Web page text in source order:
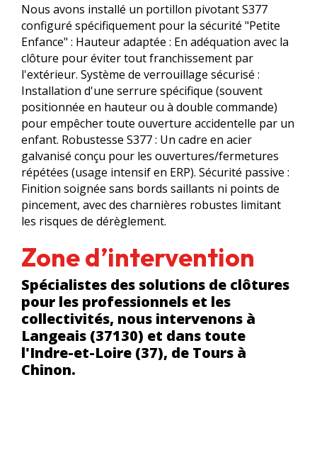
Nous avons installé un portillon pivotant S377
configuré spécifiquement pour la sécurité "Petite
Enfance" : Hauteur adaptée : En adéquation avec la
clôture pour éviter tout franchissement par
l'extérieur. Système de verrouillage sécurisé :
Installation d'une serrure spécifique (souvent
positionnée en hauteur ou à double commande)
pour empêcher toute ouverture accidentelle par un
enfant. Robustesse S377 : Un cadre en acier
galvanisé conçu pour les ouvertures/fermetures
répétées (usage intensif en ERP). Sécurité passive :
Finition soignée sans bords saillants ni points de
pincement, avec des charnières robustes limitant
les risques de dérèglement.
Zone d’intervention
Spécialistes des solutions de clôtures
pour les professionnels et les
collectivités, nous intervenons à
Langeais (37130) et dans toute
l'Indre-et-Loire (37), de Tours à
Chinon.